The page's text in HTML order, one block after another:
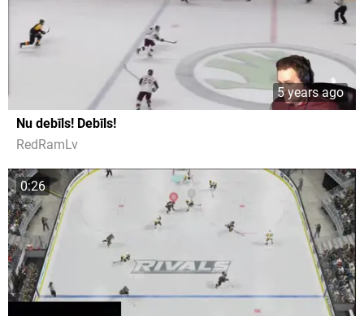
5 years ago
Nu debīls! Debīls!
RedRamLv
0:26